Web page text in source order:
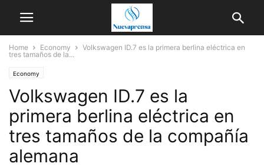
Home Economy
Volkswagen ID.7 es la primera berlina eléctrica en
tres tamaños de la...
Economy
Volkswagen ID.7 es la
primera berlina eléctrica en
tres tamaños de la compañía
alemana